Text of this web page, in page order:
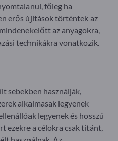
főleg ha
erős újítások történtek az
az anyagokra,
technikákra vonatkozik.
sebekben használják,
alkalmasak legyenek
legyenek és hosszú
ezekre a célokra csak titánt,